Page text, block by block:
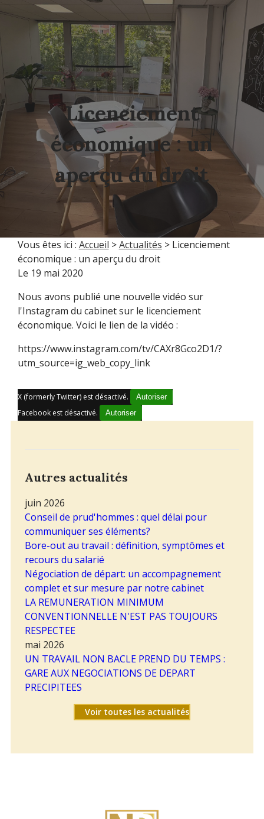
Licenciement
économique : un
aperçu du droit
Vous êtes ici : Accueil >Actualités > Licenciement
économique : un aperçu du droit
Le 19 mai 2020
Nous avons publié une nouvelle vidéo sur
l'Instagram du cabinet sur le licenciement
économique. Voici le lien de la vidéo :
https://www.instagram.com/tv/CAXr8Gco2D1/?
utm_source=ig_web_copy_link
X (formerly Twitter) est désactivé. Autoriser
Facebook est désactivé. Autoriser
Autres actualités
juin 2026
Conseil de prud'hommes : quel délai pour
communiquer ses éléments?
Bore-out au travail : définition, symptômes et
recours du salarié
Négociation de départ: un accompagnement
complet et sur mesure par notre cabinet
LA REMUNERATION MINIMUM
CONVENTIONNELLE N'EST PAS TOUJOURS
RESPECTEE
mai 2026
UN TRAVAIL NON BACLE PREND DU TEMPS :
GARE AUX NEGOCIATIONS DE DEPART
PRECIPITEES
Voir toutes les actualités